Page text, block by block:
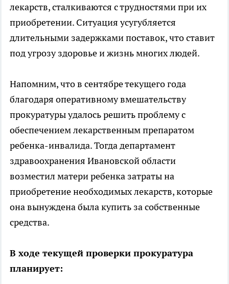
лекарств, сталкиваются с трудностями при их
приобретении. Ситуация усугубляется
длительными задержками поставок, что ставит
под угрозу здоровье и жизнь многих людей.
Напомним, что в сентябре текущего года
благодаря оперативному вмешательству
прокуратуры удалось решить проблему с
обеспечением лекарственным препаратом
ребенка-инвалида. Тогда департамент
здравоохранения Ивановской области
возместил матери ребенка затраты на
приобретение необходимых лекарств, которые
она вынуждена была купить за собственные
средства.
В ходе текущей проверки прокуратура
планирует: